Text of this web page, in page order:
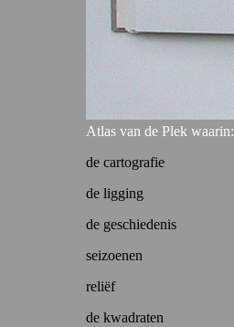
Atlas van de Plek waarin:
de cartografie
de ligging
de geschiedenis
seizoenen
reliëf
de kwadraten